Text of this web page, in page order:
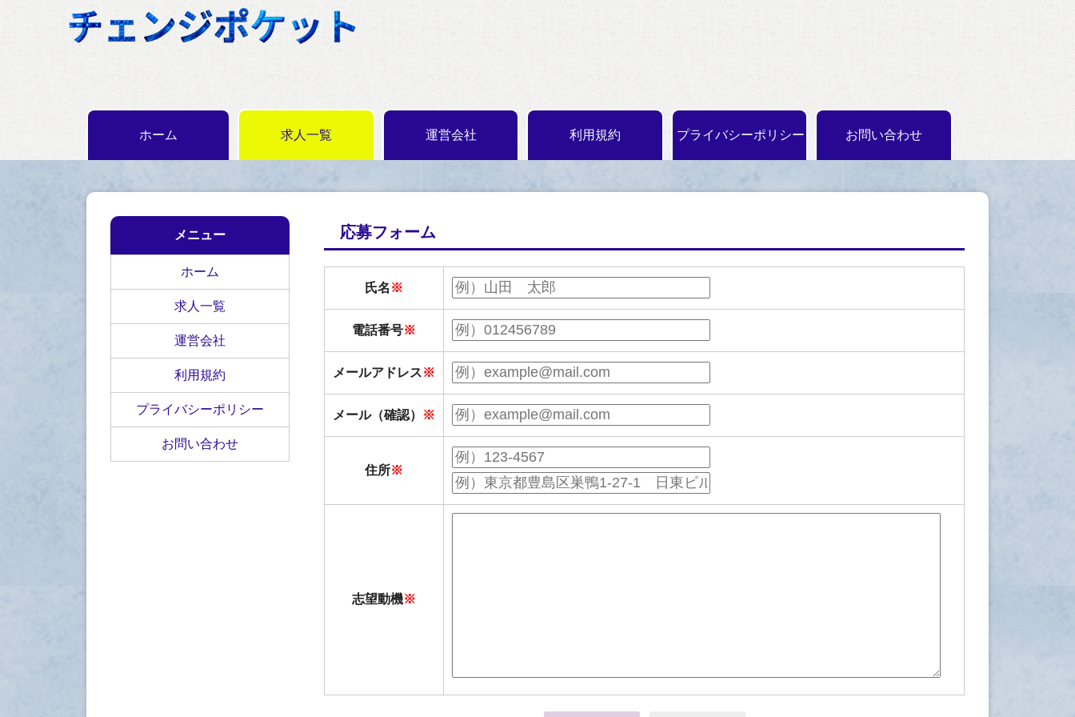
ホーム 求人一覧 運営会社 利用規約 プライバシーポリシー お問い合わせ
応募フォーム
氏名
電話番号
メールアドレス
メール（確認）
住所
志望動機
メニュー
ホーム
求人一覧
運営会社
利用規約
プライバシーポリシー
お問い合わせ